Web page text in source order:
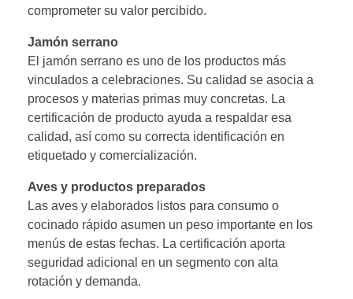
comprometer su valor percibido.
Jamón serrano
El jamón serrano es uno de los productos más
vinculados a celebraciones. Su calidad se asocia a
procesos y materias primas muy concretas. La
certificación de producto ayuda a respaldar esa
calidad, así como su correcta identificación en
etiquetado y comercialización.
Aves y productos preparados
Las aves y elaborados listos para consumo o
cocinado rápido asumen un peso importante en los
menús de estas fechas. La certificación aporta
seguridad adicional en un segmento con alta
rotación y demanda.